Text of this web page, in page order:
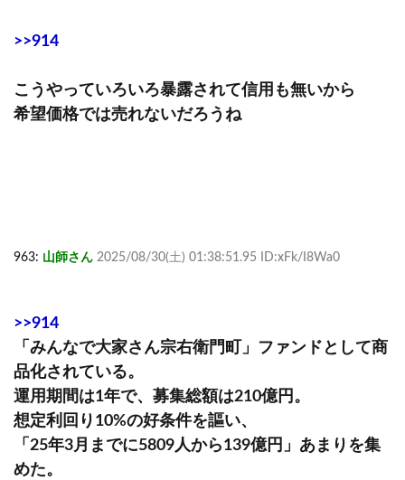
>>914
こうやっていろいろ暴露されて信用も無いから
希望価格では売れないだろうね
963: 山師さん 2025/08/30(土) 01:38:51.95 ID:xFk/I8Wa0
>>914
「みんなで大家さん宗右衛門町」ファンドとして商
品化されている。
運用期間は1年で、募集総額は210億円。
想定利回り10%の好条件を謳い、
「25年3月までに5809人から139億円」あまりを集
めた。